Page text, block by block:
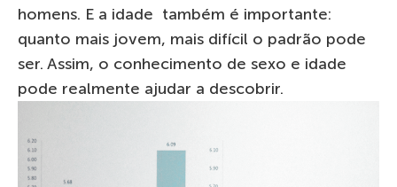
homens. E a idade também é importante:
quanto mais jovem, mais difícil o padrão pode
ser. Assim, o conhecimento de sexo e idade
pode realmente ajudar a descobrir.